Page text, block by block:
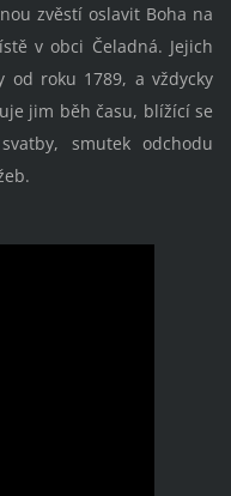
zvěstí oslavit Boha na
v obci Čeladná. Jejich
od roku 1789, a vždycky
jim běh času, blížící se
smutek odchodu